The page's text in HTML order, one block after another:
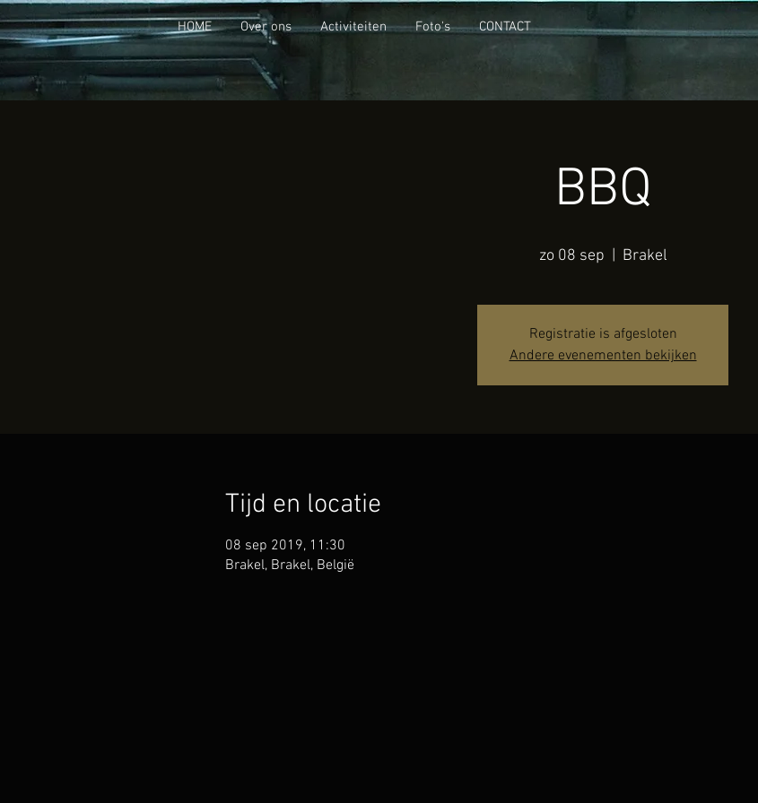
HOME Over ons Activiteiten Foto's CONTACT
BBQ
zo 08 sep Brakel
Registratie is afgesloten
Andere evenementen bekijken
Tijd en locatie
08 sep 2019, 11:30
Brakel, Brakel, België